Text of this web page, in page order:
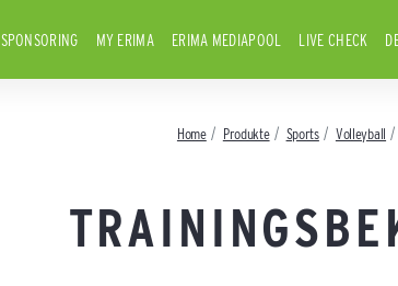
SPONSORING MY ERIMA ERIMA MEDIAPOOL LIVE CHECK
Home Produkte Sports Volleyball